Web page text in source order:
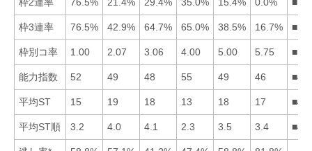
枠3連率 76.5% 42.9% 64.7% 65.0% 38.5% 16.7%
枠別コ率 1.00 2.07 3.06 4.00 5.00 5.75
能力指数 52 49 48 55 49 46
平均ST 15 19 18 13 18 17
平均ST順 3.2 4.0 4.1 2.3 3.5 3.4